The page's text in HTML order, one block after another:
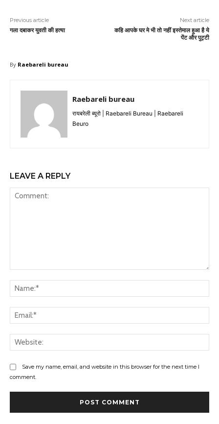
Previous article
गला दबाकर युवती की हत्या
Next article
कहि आपके घर मे भी तो नहीं इस्तेमाल हुआ है ये
पेंट और पुट्टी
By Raebareli bureau
Raebareli bureau
रायबरेली ब्यूरो | Raebareli Bureau | Raebareli
Beuro
LEAVE A REPLY
Save my name, email, and website in this browser for the next time I
comment.